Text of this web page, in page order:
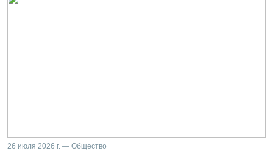
26 июля 2026 г. — Общество